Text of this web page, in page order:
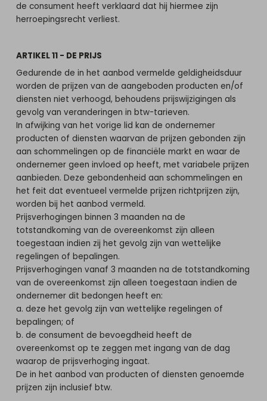
de consument heeft verklaard dat hij hiermee zijn
herroepingsrecht verliest.
ARTIKEL 11 - DE PRIJS
Gedurende de in het aanbod vermelde geldigheidsduur
worden de prijzen van de aangeboden producten en/of
diensten niet verhoogd, behoudens prijswijzigingen als
gevolg van veranderingen in btw-tarieven.
In afwijking van het vorige lid kan de ondernemer
producten of diensten waarvan de prijzen gebonden zijn
aan schommelingen op de financiële markt en waar de
ondernemer geen invloed op heeft, met variabele prijzen
aanbieden. Deze gebondenheid aan schommelingen en
het feit dat eventueel vermelde prijzen richtprijzen zijn,
worden bij het aanbod vermeld.
Prijsverhogingen binnen 3 maanden na de
totstandkoming van de overeenkomst zijn alleen
toegestaan indien zij het gevolg zijn van wettelijke
regelingen of bepalingen.
Prijsverhogingen vanaf 3 maanden na de totstandkoming
van de overeenkomst zijn alleen toegestaan indien de
ondernemer dit bedongen heeft en:
a. deze het gevolg zijn van wettelijke regelingen of
bepalingen; of
b. de consument de bevoegdheid heeft de
overeenkomst op te zeggen met ingang van de dag
waarop de prijsverhoging ingaat.
De in het aanbod van producten of diensten genoemde
prijzen zijn inclusief btw.